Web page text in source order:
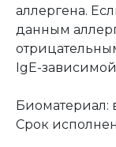
аллергена.
данным
IgE-
Биоматериал:
Срок